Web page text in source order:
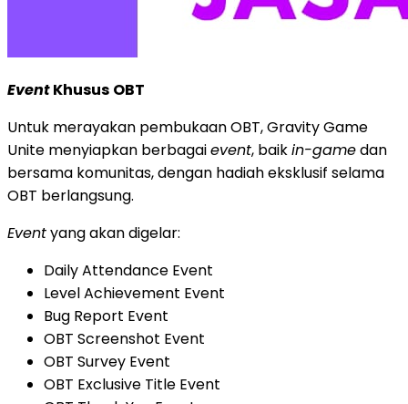
EventKhusus OBT
Untuk merayakan pembukaan OBT, Gravity Game
Unite menyiapkan berbagaievent, baikin-gamedan
bersama komunitas, dengan hadiah eksklusif selama
OBT berlangsung.
Eventyang akan digelar:
Daily Attendance Event
Level Achievement Event
Bug Report Event
OBT Screenshot Event
OBT Survey Event
OBT Exclusive Title Event